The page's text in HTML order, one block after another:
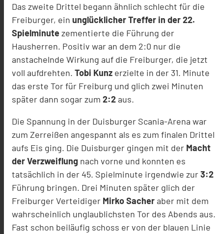
Das zweite Drittel begann ähnlich schlecht für die
Freiburger, ein unglücklicher Treffer in der 22.
Spielminutezementierte die Führung der
Hausherren. Positiv war an dem 2:0 nur die
anstachelnde Wirkung auf die Freiburger, die jetzt
voll aufdrehten. Tobi Kunz erzielte in der 31. Minute
das erste Tor für Freiburg und glich zwei Minuten
später dann sogar zum 2:2 aus.
Die Spannung in der Duisburger Scania-Arena war
zum Zerreißen angespannt als es zum finalen Drittel
aufs Eis ging. Die Duisburger gingen mit der Macht
der Verzweiflung nach vorne und konnten es
tatsächlich in der 45. Spielminute irgendwie zur3:2
Führung bringen. Drei Minuten später glich der
Freiburger Verteidiger Mirko Sacher aber mit dem
wahrscheinlich unglaublichsten Tor des Abends aus.
Fast schon beiläufig schoss er von der blauen Linie